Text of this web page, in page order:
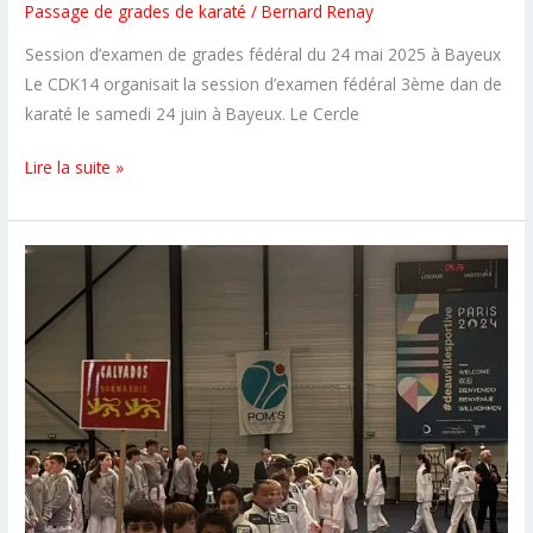
Passage de grades de karaté /Bernard Renay
Session d’examen de grades fédéral du 24 mai 2025 à Bayeux
Le CDK14 organisait la session d’examen fédéral 3ème dan de
karaté le samedi 24 juin à Bayeux. Le Cercle
Une
ceinture
noire
dan
au
CSKS14
Lire la suite »